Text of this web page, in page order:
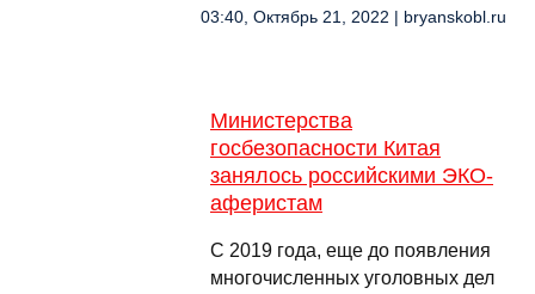
03:40, Октябрь 21, 2022 | bryanskobl.ru
Министерства
госбезопасности Китая
занялось российскими ЭКО-
аферистам
С 2019 года, еще до появления
многочисленных уголовных дел